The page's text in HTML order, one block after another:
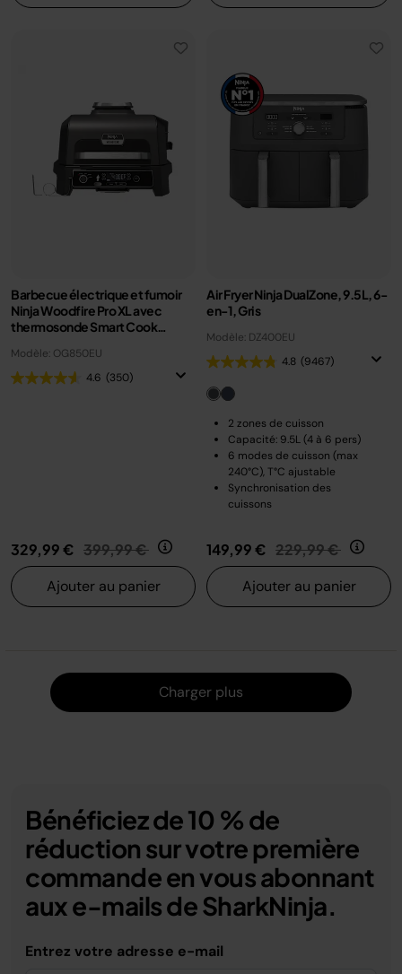
Barbecue électrique et fumoir
Ninja Woodfire Pro XL avec
thermosonde Smart Cook
Modèle: OG850EU
4.6 (350)
329,99 € Prix réduit de
399,99 € au
Ajouter au panier
Air Fryer Ninja DualZone, 9.5L, 6-
en-1, Gris
Modèle: DZ400EU
4.8 (9467)
2 zones de cuisson
Capacité: 9.5L (4 à 6 pers)
6 modes de cuisson (max
240°C), T°C ajustable
Synchronisation des
cuissons
149,99 € Prix réduit de
229,99 € au
Ajouter au panier
Charger plus
Bénéficiez de 10 % de
réduction sur votre première
commande en vous abonnant
aux e-mails de SharkNinja.
Entrez votre adresse e-mail